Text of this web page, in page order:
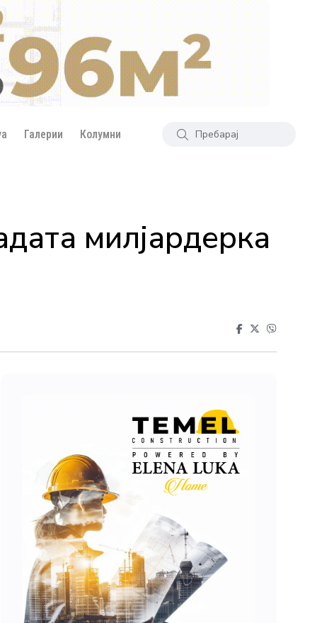
Галерии Колумни
милјардерка